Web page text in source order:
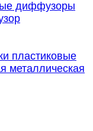
диффузоры
пластиковые
металлическая